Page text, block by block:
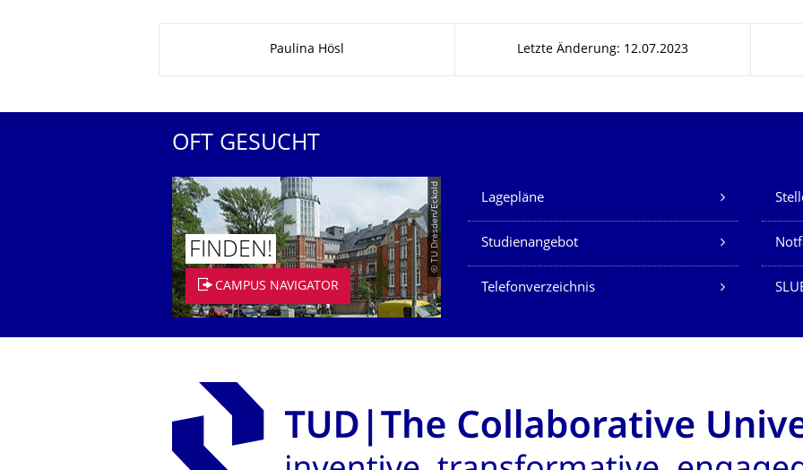
Paulina Hösl Letzte Änderung: 12.07.2023
OFT GESUCHT
© TU Dresden/Eckold
FINDEN!
CAMPUS NAVIGATOR
Unsere Dienste
Lagepläne
Studienangebot
Telefonverzeichnis